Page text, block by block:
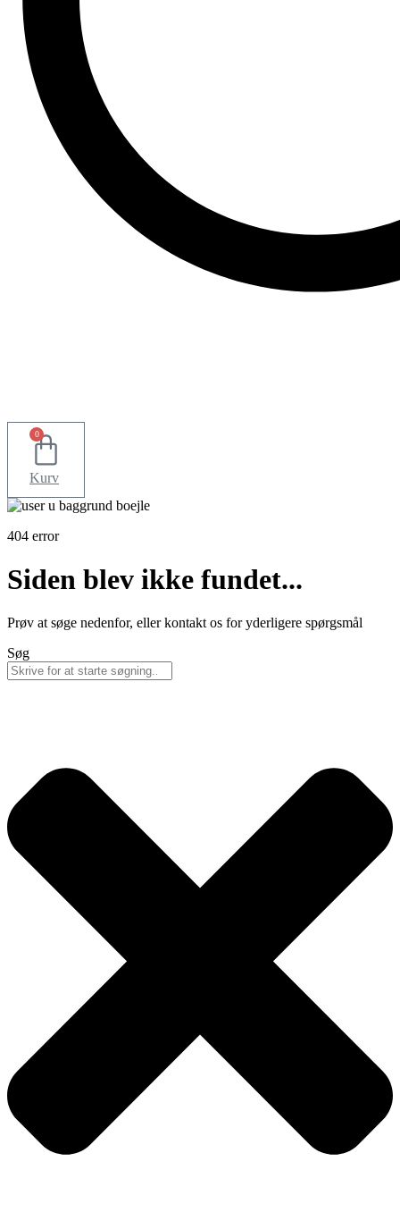
0
Kurv
404 error
Siden blev ikke fundet...
Prøv at søge nedenfor, eller kontakt os for yderligere spørgsmål
Søg